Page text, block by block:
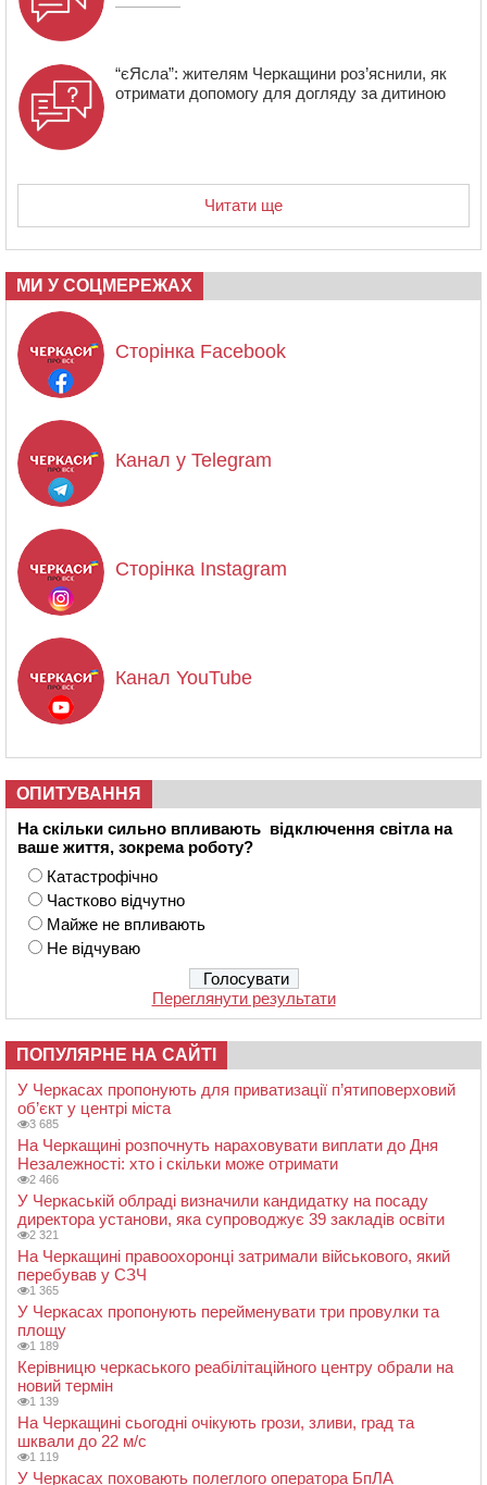
“єЯсла”: жителям Черкащини роз’яснили, як
отримати допомогу для догляду за дитиною
Читати ще
МИ У СОЦМЕРЕЖАХ
Сторінка Facebook
Канал у Telegram
Сторінка Instagram
Канал YouTube
ОПИТУВАННЯ
На скільки сильно впливають відключення світла на
ваше життя, зокрема роботу?
Катастрофічно
Частково відчутно
Майже не впливають
Не відчуваю
Переглянути результати
ПОПУЛЯРНЕ НА САЙТІ
У Черкасах пропонують для приватизації п’ятиповерховий
об’єкт у центрі міста
3 685
На Черкащині розпочнуть нараховувати виплати до Дня
Незалежності: хто і скільки може отримати
2 466
У Черкаській облраді визначили кандидатку на посаду
директора установи, яка супроводжує 39 закладів освіти
2 321
На Черкащині правоохоронці затримали військового, який
перебував у СЗЧ
1 365
У Черкасах пропонують перейменувати три провулки та
площу
1 189
Керівницю черкаського реабілітаційного центру обрали на
новий термін
1 139
На Черкащині сьогодні очікують грози, зливи, град та
шквали до 22 м/с
1 119
У Черкасах поховають полеглого оператора БпЛА